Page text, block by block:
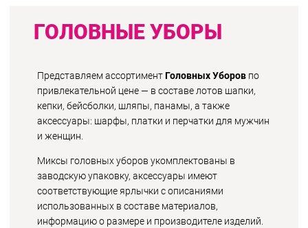
ГОЛОВНЫЕ УБОРЫ
ПредставляемассортиментГоловных Уборов по
привлекательной цене — в составе лотов шапки,
кепки, бейсболки, шляпы, панамы, а также
аксессуары: шарфы, платки и перчатки для мужчин
и женщин.
Миксы головных уборов укомплектованы в
заводскую упаковку, аксессуары имеют
соответствующие ярлычки с описаниями
использованных в составе материалов,
информацию о размере и производителе изделий.